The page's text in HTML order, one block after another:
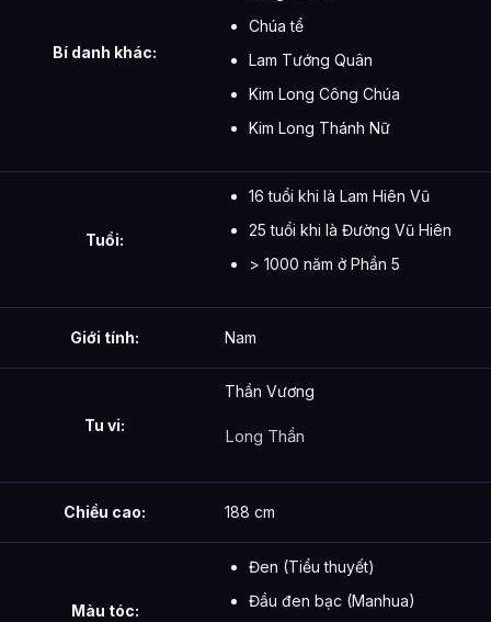
Bí danh khác:
Chúa tể
Lam Tướng Quân
Kim Long Công Chúa
Kim Long Thánh Nữ
Tuổi:
16 tuổi khi là Lam Hiên Vũ
25 tuổi khi là Đường Vũ Hiên
> 1000 năm ở Phần 5
Giới tính: Nam
Tu vi:
Thần Vương
Long Thần
Chiều cao: 188 cm
Màu tóc:
Đen (Tiểu thuyết)
Đầu đen bạc (Manhua)